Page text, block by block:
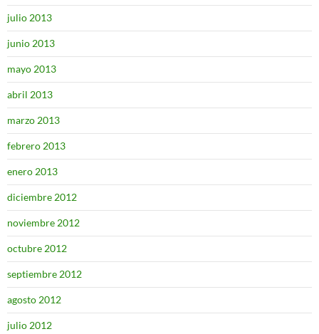
julio 2013
junio 2013
mayo 2013
abril 2013
marzo 2013
febrero 2013
enero 2013
diciembre 2012
noviembre 2012
octubre 2012
septiembre 2012
agosto 2012
julio 2012